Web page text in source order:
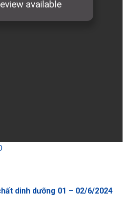
dinh dưỡng 01 – 02/6/2024